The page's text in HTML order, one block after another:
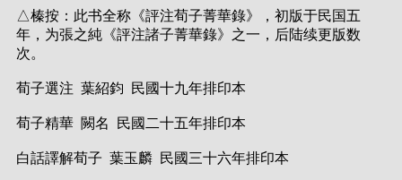
△榛按：此书全称《評注荀子菁華錄》，初版于民国五
年，为張之純《評注諸子菁華錄》之一，后陆续更版数
次。
荀子選注 葉紹鈞 民國十九年排印本
荀子精華 闕名 民國二十五年排印本
白話譯解荀子 葉玉麟 民國三十六年排印本